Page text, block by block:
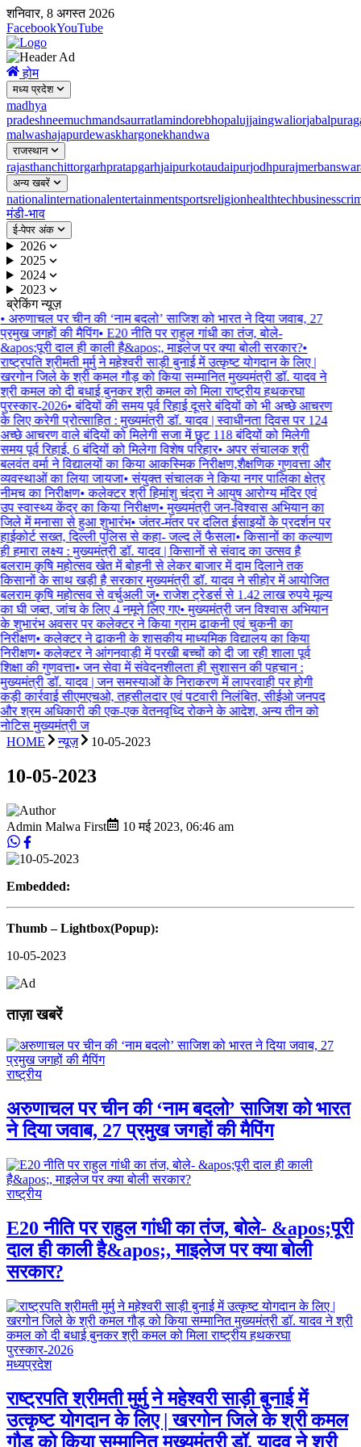
शनिवार, 8 अगस्त 2026
FacebookYouTube
होम
मध्य प्रदेश
madhya
pradeshneemuchmandsaurratlamindorebhopalujjaingwaliorjabalpur
malwashajapurdewaskhargonekhandwa
राजस्थान
rajasthanchittorgarhpratapgarhjaipurkotaudaipurjodhpurajmer
अन्य खबरें
nationalinternationalentertainmentsportsreligionhealthtechbusiness
मंडी-भाव
ई-पेपर अंक
2026
2025
2024
2023
ब्रेकिंग न्यूज़
• अरुणाचल पर चीन की ‘नाम बदलो’ साजिश को भारत ने दिया जवाब, 27
प्रमुख जगहों की मैपिंग• E20 नीति पर राहुल गांधी का तंज, बोले-
&apos;पूरी दाल ही काली है&apos;, माइलेज पर क्या बोली सरकार?•
राष्ट्रपति श्रीमती मुर्मु ने महेश्वरी साड़ी बुनाई में उत्कृष्ट योगदान के लिए |
खरगोन जिले के श्री कमल गौड़ को किया सम्मानित मुख्यमंत्री डॉ. यादव ने
श्री कमल को दी बधाई बुनकर श्री कमल को मिला राष्ट्रीय हथकरघा
पुरस्कार-2026• बंदियों की समय पूर्व रिहाई दूसरे बंदियों को भी अच्छे आचरण
के लिए करेगी प्रोत्साहित : मुख्यमंत्री डॉ. यादव | स्वाधीनता दिवस पर 124
अच्छे आचरण वाले बंदियों को मिलेगी सजा में छूट 118 बंदियों को मिलेगी
समय पूर्व रिहाई, 6 बंदियों को मिलेगा विशेष परिहार• अपर संचालक श्री
बलवंत वर्मा ने विद्यालयों का किया आकस्मिक निरीक्षण,शैक्षणिक गुणवत्ता और
व्यवस्थाओं का लिया जायजा• संयुक्त संचालक ने किया नगर पालिका क्षेत्र
नीमच का निरीक्षण• कलेक्टर श्री हिमांशु चंद्रा ने आयुष आरोग्य मंदिर एवं
उप स्वास्थ्य केंद्र का किया निरीक्षण• मुख्यमंत्री जन-विश्वास अभियान का
जिले में मनासा से हुआ शुभारंभ• जंतर-मंतर पर दलित ईसाइयों के प्रदर्शन पर
हाईकोर्ट सख्त, दिल्ली पुलिस से कहा- जल्द लें फैसला• किसानों का कल्याण
ही हमारा लक्ष्य : मुख्यमंत्री डॉ. यादव | किसानों से संवाद का उत्सव है
बलराम कृषि महोत्सव खेत में बोहनी से लेकर बाजार में दाम दिलाने तक
किसानों के साथ खड़ी है सरकार मुख्यमंत्री डॉ. यादव ने सीहोर में आयोजित
बलराम कृषि महोत्सव से वर्चुअली जु• राजेश ट्रेडर्स से 1.42 लाख रुपये मूल्य
का घी जब्त, जांच के लिए 4 नमूने लिए गए• मुख्यमंत्री जन विश्वास अभियान
के शुभारंभ अवसर पर कलेक्टर ने किया ग्राम ढाकनी एवं चुकनी का
निरीक्षण• कलेक्टर ने ढाकनी के शासकीय माध्यमिक विद्यालय का किया
निरीक्षण• कलेक्टर ने आंगनवाड़ी में परखी बच्चों को दी जा रही शाला पूर्व
शिक्षा की गुणवत्ता• जन सेवा में संवेदनशीलता ही सुशासन की पहचान :
मुख्यमंत्री डॉ. यादव | जन समस्याओं के निराकरण में लापरवाही पर होगी
कड़ी कार्रवाई सीएमएचओ, तहसीलदार एवं पटवारी निलंबित, सीईओ जनपद
और श्रम अधिकारी की एक-एक वेतनवृध्दि रोकने के आदेश, अन्य तीन को
नोटिस मुख्यमंत्री ज
HOME
न्यूज़ 10-05-2023
10-05-2023
Admin Malwa First 10 मई 2023, 06:46 am
Embedded:
Thumb – Lightbox(Popup):
10-05-2023
ताज़ा खबरें
राष्ट्रीय
अरुणाचल पर चीन की ‘नाम बदलो’ साजिश को भारत
ने दिया जवाब, 27 प्रमुख जगहों की मैपिंग
राष्ट्रीय
E20 नीति पर राहुल गांधी का तंज, बोले- &apos;पूरी
दाल ही काली है&apos;, माइलेज पर क्या बोली
सरकार?
मध्यप्रदेश
राष्ट्रपति श्रीमती मुर्मु ने महेश्वरी साड़ी बुनाई में
उत्कृष्ट योगदान के लिए | खरगोन जिले के श्री कमल
गौड़ को किया सम्मानित मुख्यमंत्री डॉ. यादव ने श्री